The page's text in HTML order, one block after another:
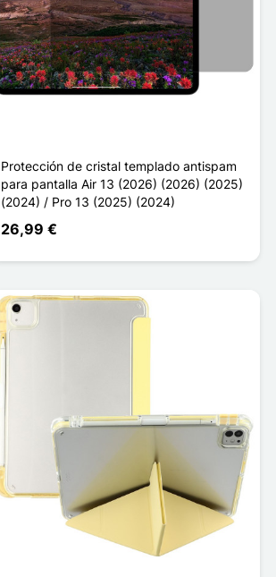
Protección de cristal templado antispam
para pantalla Air 13 (2026) (2026) (2025)
(2024) / Pro 13 (2025) (2024)
26,99 €